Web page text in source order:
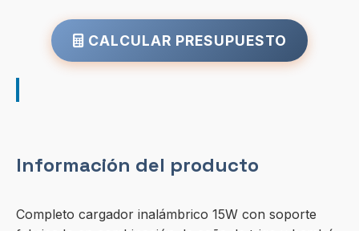
CALCULAR PRESUPUESTO
Información del producto
Completo cargador inalámbrico 15W con soporte